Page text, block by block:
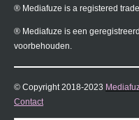
b
o
® Mediafuze is a registered
® Mediafuze is een
voorbehouden.
© Copyright 2018-2023
Contact